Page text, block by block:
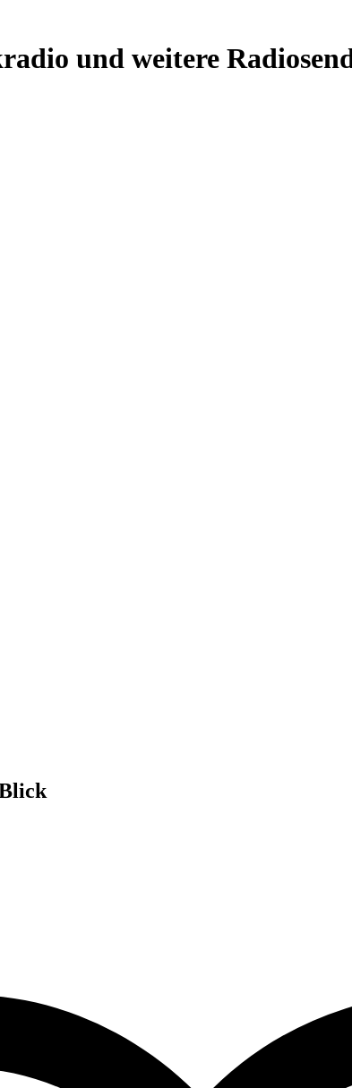
und weitere